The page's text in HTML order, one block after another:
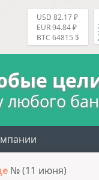
USD 82.17 ₽
EUR 94.84 ₽
BTC 64815 $
любого
№ (11 июня)